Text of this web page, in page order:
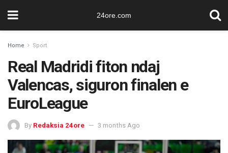
24ore.com
Home Sport
Real Madridi fiton ndaj
Valencas, siguron finalen e
EuroLeague
By Redaksia 24ore 3 months Ago